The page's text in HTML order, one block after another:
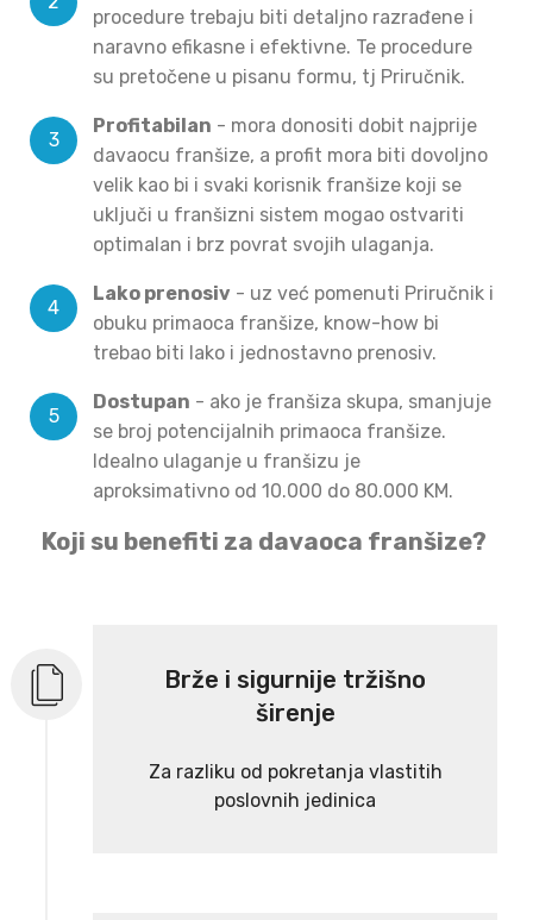
procedure trebaju biti detaljno razrađene i
naravno efikasne i efektivne. Te procedure
su pretočene u pisanu formu, tj Priručnik.
Profitabilan - mora donositi dobit najprije
davaocu franšize, a profit mora biti dovoljno
velik kao bi i svaki korisnik franšize koji se
uključi u franšizni sistem mogao ostvariti
optimalan i brz povrat svojih ulaganja.
Lako prenosiv - uz već pomenuti Priručnik i
obuku primaoca franšize, know-how bi
trebao biti lako i jednostavno prenosiv.
Dostupan - ako je franšiza skupa, smanjuje
se broj potencijalnih primaoca franšize.
Idealno ulaganje u franšizu je
aproksimativno od 10.000 do 80.000 KM.
Koji su benefiti za davaoca franšize?
Brže i sigurnije tržišno
širenje
Za razliku od pokretanja vlastitih
poslovnih jedinica